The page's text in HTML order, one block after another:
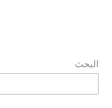
البحث